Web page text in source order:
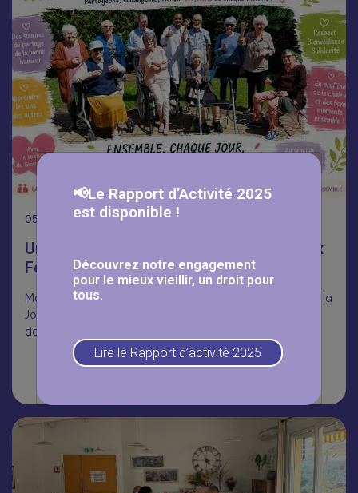
05
Une journée Portes Ouvertes réussie aux
Fermettes 🥳
Malgré la chaleur, nombreux ont répondu présents pour la
Journée Portes Ouvertes aux Fermettes, dans le cadre
des Mois du…
📢Le Rapport d’Activité 2025
est disponible !
Découvrez notre engagement
pour le mieux vieillir, un droit pour
tous.
Lire le Rapport d’activité 2025